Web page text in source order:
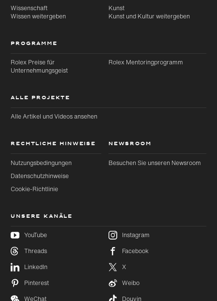
Hauptinhalt
wechseln
Footer
Wissenschaft
Wissen weitergeben
Kunst
Kunst und Kultur weitergeben
PROGRAMME
Rolex Preise für
Unternehmungsgeist
Rolex Mentoringprogramm
ALLE PROJEKTE
Alle Artikel und Videos ansehen
RECHTLICHE HINWEISE
Nutzungsbedingungen
Datenschutzhinweise
Cookie-Richtlinie
NEWSROOM
Besuchen Sie unseren Newsroom
UNSERE KANÄLE
YouTube
Instagram
Threads
Facebook
LinkedIn
X
Pinterest
Weibo
WeChat
Douyin